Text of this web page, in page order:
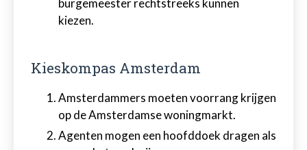
burgemeester rechtstreeks kunnen
kiezen.
Kieskompas Amsterdam
Amsterdammers moeten voorrang krijgen
op de Amsterdamse woningmarkt.
Agenten mogen een hoofddoek dragen als